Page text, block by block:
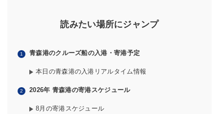
読みたい場所にジャンプ
青森港のクルーズ船の入港・寄港予定
本日の青森港の入港リアルタイム情報
2026年 青森港の寄港スケジュール
8月の寄港スケジュール